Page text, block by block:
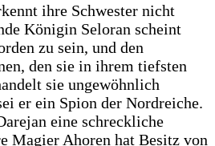
ihre Schwester nicht
Königin Seloran scheint
zu sein, und den
den sie in ihrem tiefsten
sie ungewöhnlich
er ein Spion der Nordreiche.
eine schreckliche
Magier Ahoren hat Besitz von